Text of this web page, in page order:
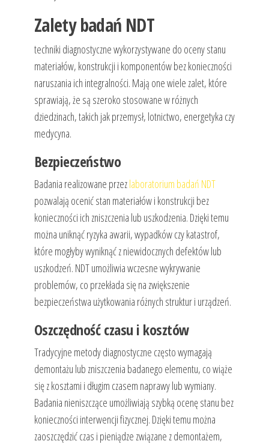
Zalety badań NDT
techniki diagnostyczne wykorzystywane do oceny stanu
materiałów, konstrukcji i komponentów bez konieczności
naruszania ich integralności. Mają one wiele zalet, które
sprawiają, że są szeroko stosowane w różnych
dziedzinach, takich jak przemysł, lotnictwo, energetyka czy
medycyna.
Bezpieczeństwo
Badania realizowane przezlaboratorium badań NDT
pozwalają ocenić stan materiałów i konstrukcji bez
konieczności ich zniszczenia lub uszkodzenia. Dzięki temu
można uniknąć ryzyka awarii, wypadków czy katastrof,
które mogłyby wyniknąć z niewidocznych defektów lub
uszkodzeń. NDT umożliwia wczesne wykrywanie
problemów, co przekłada się na zwiększenie
bezpieczeństwa użytkowania różnych struktur i urządzeń.
Oszczędność czasu i kosztów
Tradycyjne metody diagnostyczne często wymagają
demontażu lub zniszczenia badanego elementu, co wiąże
się z kosztami i długim czasem naprawy lub wymiany.
Badania nieniszczące umożliwiają szybką ocenę stanu bez
konieczności interwencji fizycznej. Dzięki temu można
zaoszczędzić czas i pieniądze związane z demontażem,